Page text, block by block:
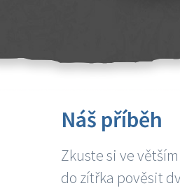
Náš příběh
Zkuste si ve
do zítřka pověsit